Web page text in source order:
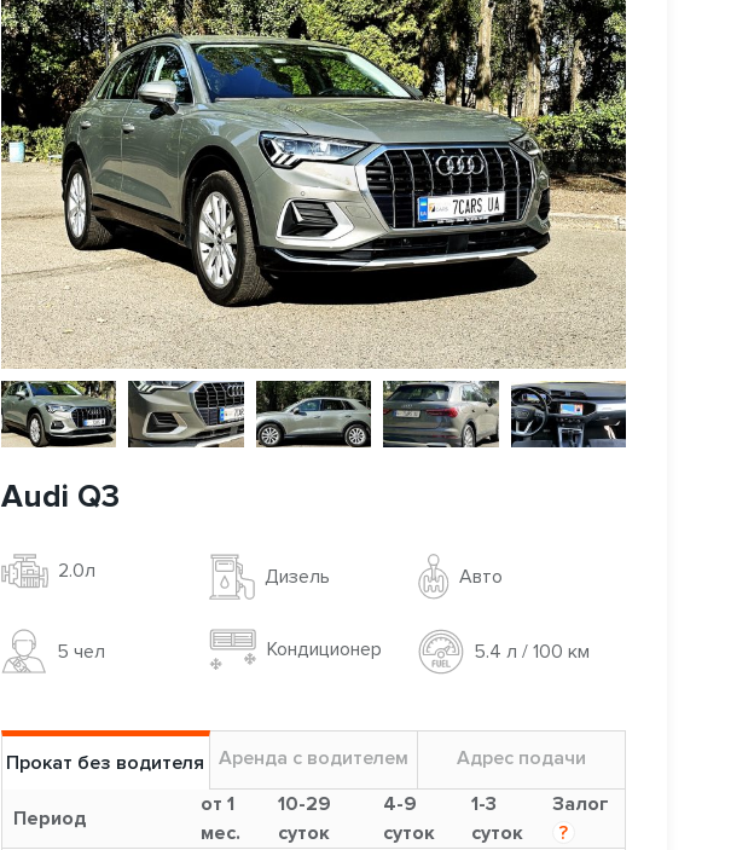
Audi Q3
2.0л Дизель Авто
5 чел Кондиционер 5.4 л / 100 км
Прокат без водителя Аренда с водителем Адрес подачи
Период
от 1
мес.
10-29
суток
4-9
суток
1-3
суток
Залог
?